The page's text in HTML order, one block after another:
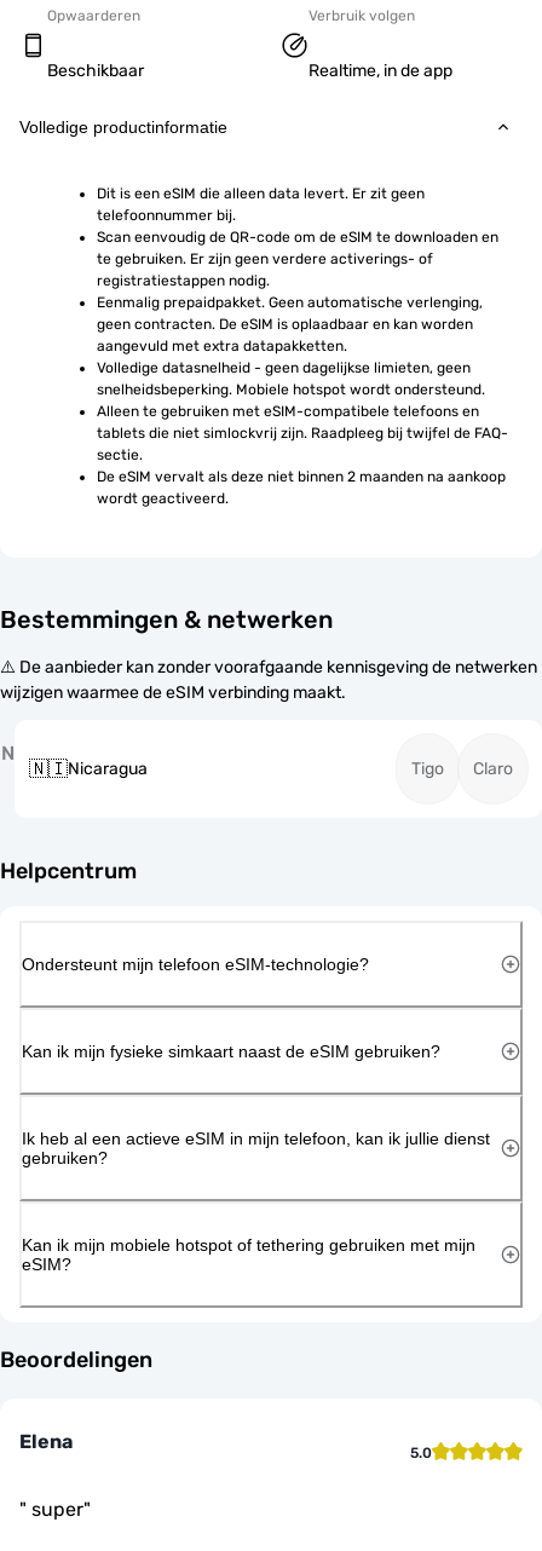
Opwaarderen
Beschikbaar
Verbruik volgen
Realtime, in de app
Volledige productinformatie
Dit is een eSIM die alleen data levert. Er zit geen
telefoonnummer bij.
Scan eenvoudig de QR-code om de eSIM te downloaden en
te gebruiken. Er zijn geen verdere activerings- of
registratiestappen nodig.
Eenmalig prepaidpakket. Geen automatische verlenging,
geen contracten. De eSIM is oplaadbaar en kan worden
aangevuld met extra datapakketten.
Volledige datasnelheid - geen dagelijkse limieten, geen
snelheidsbeperking. Mobiele hotspot wordt ondersteund.
Alleen te gebruiken met eSIM-compatibele telefoons en
tablets die niet simlockvrij zijn. Raadpleeg bij twijfel de FAQ-
sectie.
De eSIM vervalt als deze niet binnen 2 maanden na aankoop
wordt geactiveerd.
Bestemmingen & netwerken
⚠️ De aanbieder kan zonder voorafgaande kennisgeving de netwerken
wijzigen waarmee de eSIM verbinding maakt.
N
🇳🇮Nicaragua Tigo Claro
Helpcentrum
Ondersteunt mijn telefoon eSIM-technologie?
Kan ik mijn fysieke simkaart naast de eSIM gebruiken?
Ik heb al een actieve eSIM in mijn telefoon, kan ik jullie dienst
gebruiken?
Kan ik mijn mobiele hotspot of tethering gebruiken met mijn
eSIM?
Beoordelingen
Elena 5.0
" super"